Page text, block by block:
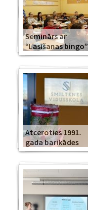
Seminārs ar
“Lasīšanas bingo”
Atceroties 1991.
gada barikādes